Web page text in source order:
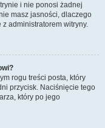
i nie ponosi żadnej
masz jasności, dlaczego
z administratorem witryny.
rogu treści posta, który
przycisk. Naciśnięcie tego
który po jego